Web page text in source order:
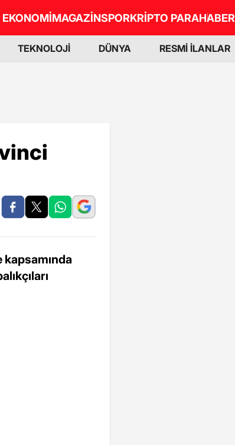
EKONOMİMAGAZİNSPORKRİPTO PARAHABER
TEKNOLOJİ DÜNYA RESMİ İLANLAR